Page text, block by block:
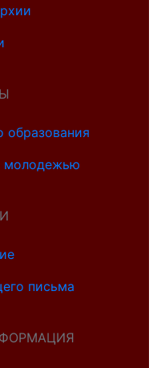
образования
молодежью
письма